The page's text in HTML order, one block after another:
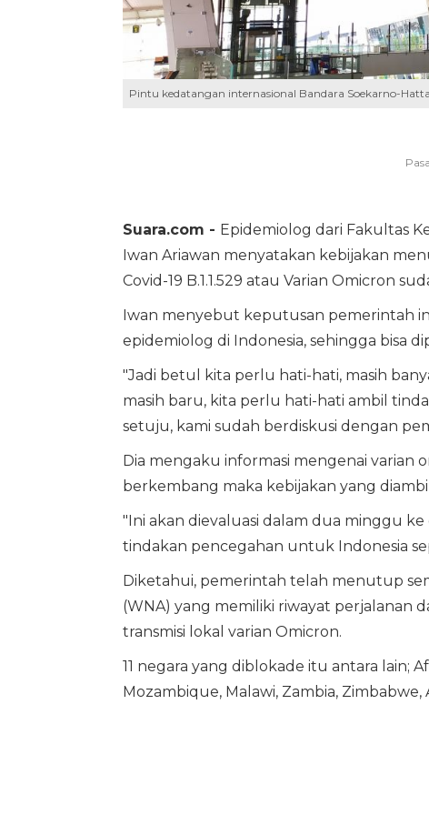
Pintu kedatangan internasional Bandara Soekarno-
Suara.com - Epidemiolog dari Fakultas
Iwan Ariawan menyatakan kebijakan
Covid-19 B.1.1.529 atau Varian Omicron
Iwan menyebut keputusan pemerintah
epidemiolog di Indonesia, sehingga bisa
"Jadi betul kita perlu hati-hati, masih
masih baru, kita perlu hati-hati ambil
setuju, kami sudah berdiskusi dengan
Dia mengaku informasi mengenai varian
berkembang maka kebijakan yang
"Ini akan dievaluasi dalam dua minggu
tindakan pencegahan untuk Indonesia
Diketahui, pemerintah telah menutup
(WNA) yang memiliki riwayat perjalanan
transmisi lokal varian Omicron.
11 negara yang diblokade itu antara lain;
Mozambique, Malawi, Zambia,